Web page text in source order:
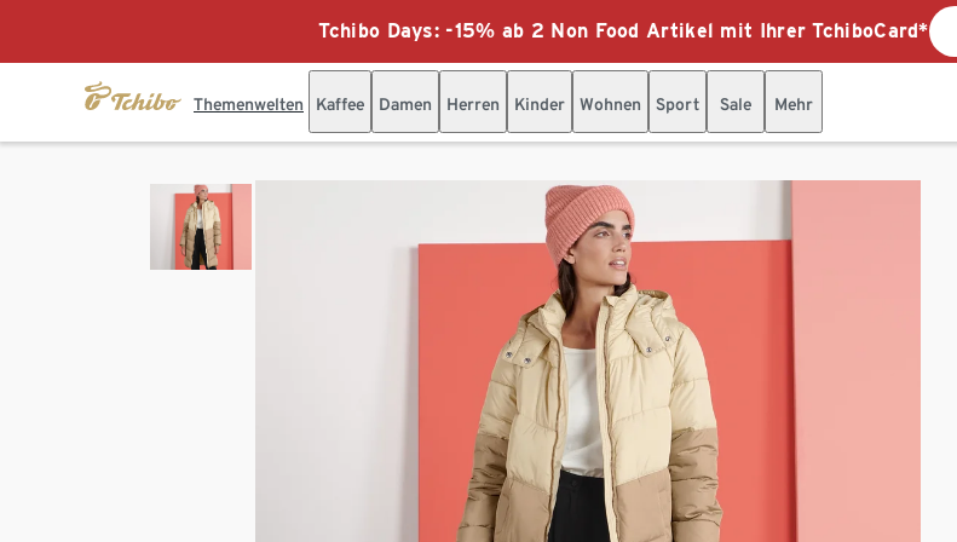
Tchibo Days: -15% ab 2 Non Food Artikel mit Ihrer TchiboCard*
Themenwelten Kaffee Damen Herren Kinder Wohnen Sport Sale Mehr